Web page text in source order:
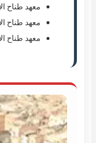
معهد طناح
معهد طناح
معهد طناح